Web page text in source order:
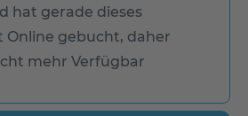
hat gerade dieses
gebucht, daher
mehr Verfügbar